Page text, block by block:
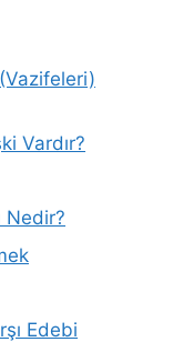
Vardır?
Nedir?
Edebi